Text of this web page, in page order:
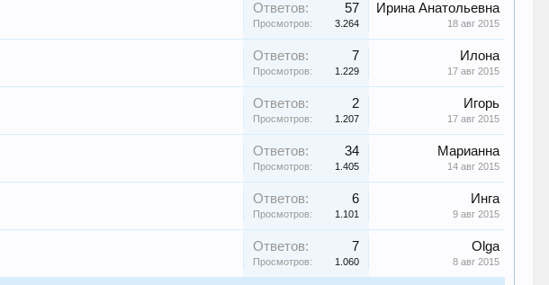
Ответов: 57
Просмотров: 3.264
Ирина Анатольевна
18 авг 2015
Ответов: 7
Просмотров: 1.229
Илона
17 авг 2015
Ответов: 2
Просмотров: 1.207
Игорь
17 авг 2015
Ответов: 34
Просмотров: 1.405
Марианна
14 авг 2015
Ответов: 6
Просмотров: 1.101
Инга
9 авг 2015
Ответов: 7
Просмотров: 1.060
Olga
8 авг 2015